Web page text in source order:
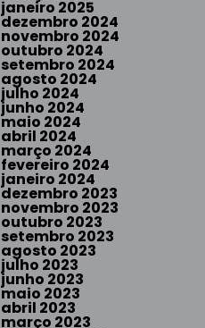
janeiro 2025
dezembro 2024
novembro 2024
outubro 2024
setembro 2024
agosto 2024
julho 2024
junho 2024
maio 2024
abril 2024
março 2024
fevereiro 2024
janeiro 2024
dezembro 2023
novembro 2023
outubro 2023
setembro 2023
agosto 2023
julho 2023
junho 2023
maio 2023
abril 2023
março 2023